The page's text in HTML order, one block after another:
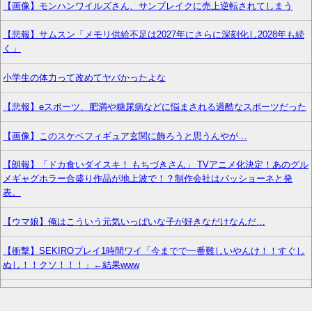
【画像】モンハンワイルズさん、サンブレイクに売上逆転されてしまう
【悲報】サムスン「メモリ供給不足は2027年にさらに深刻化し2028年も続
く」
小学生の体力って改めてヤバかったよな
【悲報】eスポーツ、肥満や糖尿病などに悩まされる過酷なスポーツだった
【画像】このスケベフィギュア玄関に飾ろうと思うんやが…
【朗報】「ドカ食いダイスキ！ もちづきさん」 TVアニメ化決定！あのグル
メギャグホラー合盛り作品が地上波で！？制作会社はパッショーネと発
表。
【ウマ娘】俺はこういう元気いっぱいな子が好きなだけなんだ…
【衝撃】SEKIROプレイ1時間ワイ「今までで一番難しいやんけ！！すぐし
ぬし！！クソ！！！」←結果www